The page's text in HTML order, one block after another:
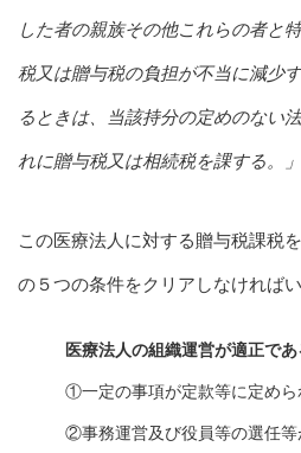
した者の親族その他これらの者と
税又は贈与税の負担が不当に減少
るときは、当該持分の定めのない
れに贈与税又は相続税を課する。
この医療法人に対する贈与税課税
の５つの条件をクリアしなければい
医療法人の組織運営が適正であ
①一定の事項が定款等に定めら
②事務運営及び役員等の選任